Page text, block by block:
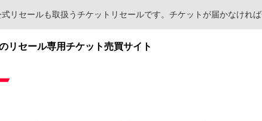
リセールも取扱うチケットリセールです。チケットが届かなけれ
リセール専用チケット売買サイト